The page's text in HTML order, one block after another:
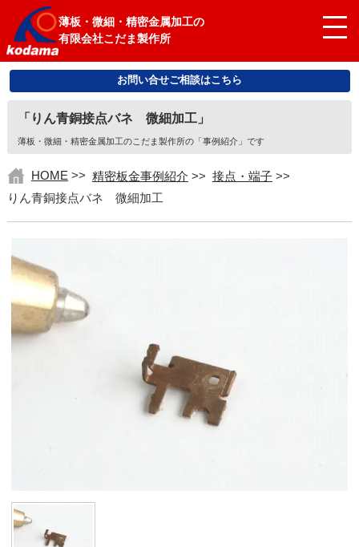
薄板・微細・精密金属加工の
有限会社こだま製作所
お問い合せご相談はこちら
「りん青銅接点バネ 微細加工」
薄板・微細・精密金属加工のこだま製作所の「事例紹介」です
HOME >> 精密板金事例紹介 >> 接点・端子>>
りん青銅接点バネ 微細加工